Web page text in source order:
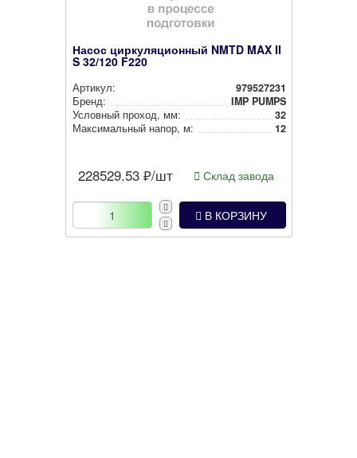
Насос циркуляционный NMTD MAX II
S 32/120 F220
Артикул:
979527231
Бренд:
IMP PUMPS
Условный проход, мм:
32
Мак­си­маль­ный напор, м:
12
228529.53 ₽/шт Склад завода
В КОРЗИНУ